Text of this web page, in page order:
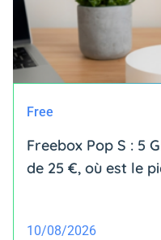
Free
Freebox Pop S : 5
de 25 €, où est le
10/08/2026